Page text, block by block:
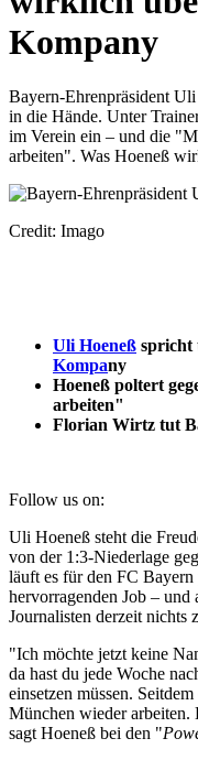
Kompany
Bayern-Ehrenpräsident
in die Hände. Unter
im Verein ein – und die
arbeiten". Was Hoeneß
Credit: Imago
Uli Hoeneß spricht
Kompany
Hoeneß poltert
arbeiten"
Florian Wirtz tut
Follow us on:
Uli Hoeneß steht die
von der 1:3-Niederlage
läuft es für den FC
hervorragenden Job –
Journalisten derzeit nichts
"Ich möchte jetzt keine
da hast du jede Woche
einsetzen müssen.
München wieder
sagt Hoeneß bei den "